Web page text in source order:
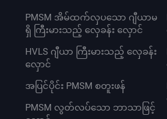
PMSM အိမ်ထက်လှပသော ဂျီယာမ
ရှိ ကြီးမားသည့် လှေခန်း လှောင်
HVLS ဂျီယာ ကြီးမားသည့် လှေခန်း
လှောင်
အပြင်ပိုင်း PMSM စတူးဖန်
PMSM လွတ်လပ်သော ဘာသာဖြင့်